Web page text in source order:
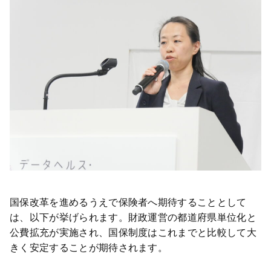
国保改革を進めるうえで保険者へ期待することとして
は、以下が挙げられます。財政運営の都道府県単位化と
公費拡充が実施され、国保制度はこれまでと比較して大
きく安定することが期待されます。